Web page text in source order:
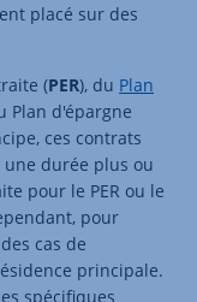
placé sur des
(PER), du Plan
Plan d'épargne
ces contrats
une durée plus ou
pour le PER ou le
pour
cas de
principale.
spécifiques